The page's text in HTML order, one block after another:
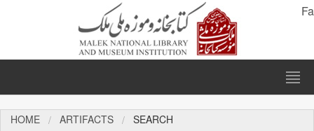
Fa
HOME ARTIFACTS SEARCH